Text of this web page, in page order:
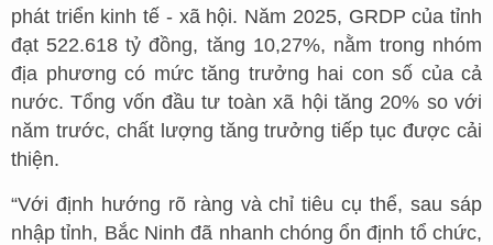
phát triển kinh tế - xã hội. Năm 2025, GRDP của tỉnh
đạt 522.618 tỷ đồng, tăng 10,27%, nằm trong nhóm
địa phương có mức tăng trưởng hai con số của cả
nước. Tổng vốn đầu tư toàn xã hội tăng 20% so với
năm trước, chất lượng tăng trưởng tiếp tục được cải
thiện.
“Với định hướng rõ ràng và chỉ tiêu cụ thể, sau sáp
nhập tỉnh, Bắc Ninh đã nhanh chóng ổn định tổ chức,